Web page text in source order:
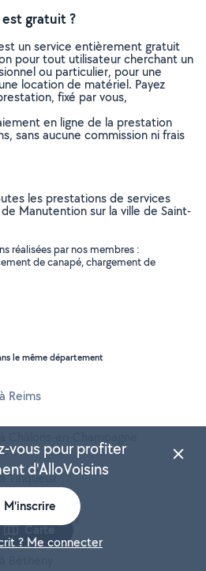
est gratuit ?
un service entièrement gratuit
pour tout utilisateur cherchant un
ou particulier, pour une
location de matériel. Payez
fixé par vous,
en ligne de la prestation
sans aucune commission ni frais
les prestations de services
Manutention sur la ville de Saint-
réalisées par nos membres :
de canapé, chargement de
le même département
Reims
Tinqueux
Cormontreuil
Carte
vous pour profiter
d'AlloVoisins
M'inscrire
? Me connecter